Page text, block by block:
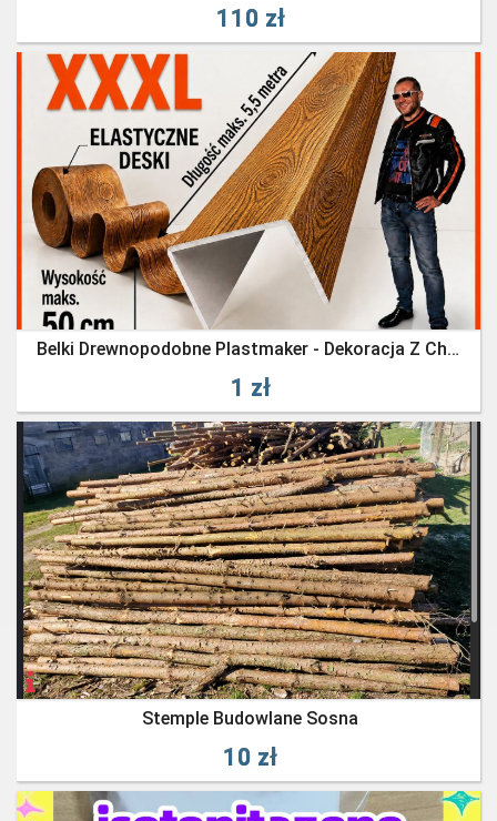
110 zł
Belki Drewnopodobne Plastmaker - Dekoracja Z Charakterem
1 zł
Stemple Budowlane Sosna
10 zł